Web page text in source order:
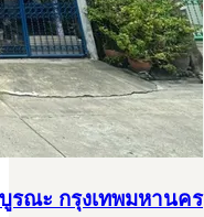
รณะ กรุงเทพมหานคร